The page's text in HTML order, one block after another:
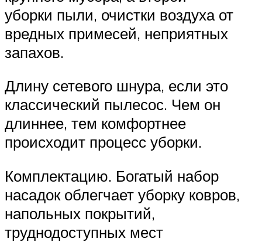
уборки пыли, очистки воздуха от
вредных примесей, неприятных
запахов.
Длину сетевого шнура, если это
классический пылесос. Чем он
длиннее, тем комфортнее
происходит процесс уборки.
Комплектацию. Богатый набор
насадок облегчает уборку ковров,
напольных покрытий,
труднодоступных мест